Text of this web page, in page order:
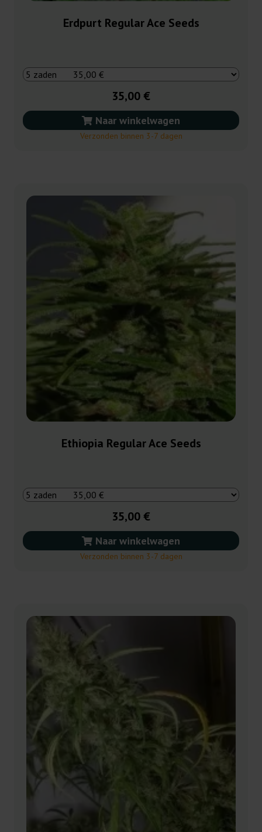
Erdpurt Regular Ace Seeds
35,00 €
Naar winkelwagen
Verzonden binnen 3-7 dagen
Ethiopia Regular Ace Seeds
35,00 €
Naar winkelwagen
Verzonden binnen 3-7 dagen